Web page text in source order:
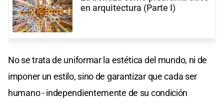
en arquitectura (Parte I)
No se trata de uniformar la estética del mundo, ni de
imponer un estilo, sino de garantizar que cada ser
humano - independientemente de su condición